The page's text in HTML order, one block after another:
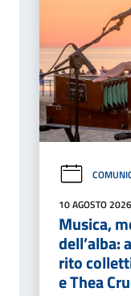
10 AGOSTO 2026
Musica,
dell’alba:
rito
e Thea